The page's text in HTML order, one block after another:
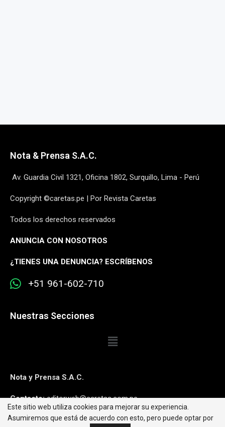
Nota & Prensa S.A.C.
Av. Guardia Civil 1321, Oficina 1802, Surquillo, Lima - Perú
Copyright ©caretas.pe | Por Revista Caretas
Todos los derechos reservados
ANUNCIA CON NOSOTROS
¿TIENES UNA DENUNCIA? ESCRÍBENOS
+51 961-602-710
Nuestras Secciones
Nota y Prensa S.A.C.
Contacto:editorweb@caretas.com.pe
Síguenos:
Este sitio web utiliza cookies para mejorar su experiencia.
Asumiremos que está de acuerdo con esto, pero puede optar por